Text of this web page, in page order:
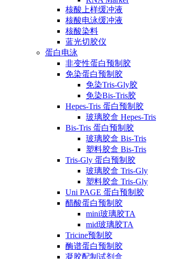
核酸上样缓冲液
核酸电泳缓冲液
核酸染料
蓝光切胶仪
蛋白电泳
非变性蛋白预制胶
免染蛋白预制胶
免染Tris-Gly胶
免染Bis-Tris胶
Hepes-Tris 蛋白预制胶
玻璃胶盒 Hepes-Tris
Bis-Tris 蛋白预制胶
玻璃胶盒 Bis-Tris
塑料胶盒 Bis-Tris
Tris-Gly 蛋白预制胶
玻璃胶盒 Tris-Gly
塑料胶盒 Tris-Gly
Uni PAGE 蛋白预制胶
醋酸蛋白预制胶
mini玻璃胶TA
mid玻璃胶TA
Tricine预制胶
酶谱蛋白预制胶
凝胶配制试剂盒